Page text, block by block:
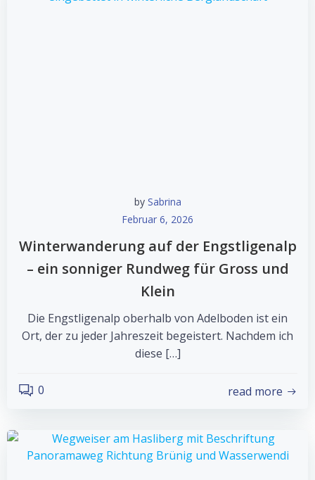
by Sabrina
Februar 6, 2026
Winterwanderung auf der Engstligenalp
– ein sonniger Rundweg für Gross und
Klein
Die Engstligenalp oberhalb von Adelboden ist ein
Ort, der zu jeder Jahreszeit begeistert. Nachdem ich
diese […]
0 read more